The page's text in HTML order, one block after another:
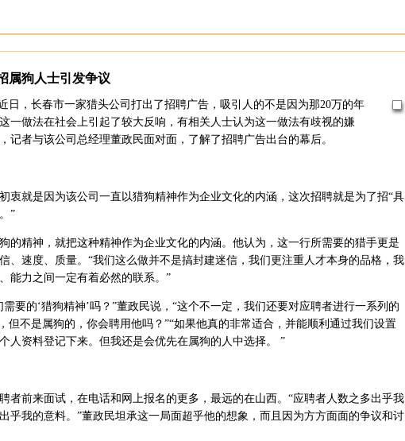
属狗人士引发争议
日，长春市一家猎头公司打出了招聘广告，吸引人的不是因为那20万的年
一做法在社会上引起了较大反响，有相关人士认为这一做法有歧视的嫌
记者与该公司总经理董政民面对面，了解了招聘广告出台的幕后。
就是因为该公司一直以猎狗精神作为企业文化的内涵，这次招聘就是为了招“具
”
精神，就把这种精神作为企业文化的内涵。他认为，这一行所需要的猎手更是
、速度、质量。“我们这么做并不是搞封建迷信，我们更注重人才本身的品格，我
能力之间一定有着必然的联系。”
的‘猎狗精神’吗？”董政民说，“这个不一定，我们还要对应聘者进行一系列的
但不是属狗的，你会聘用他吗？”“如果他真的非常适合，并能顺利通过我们设置
人资料登记下来。但我还是会优先在属狗的人中选择。 ”
前来面试，在电话和网上报名的更多，最远的在山西。“应聘者人数之多出乎我
乎我的意料。”董政民坦承这一局面超乎他的想象，而且因为方方面面的争议和讨